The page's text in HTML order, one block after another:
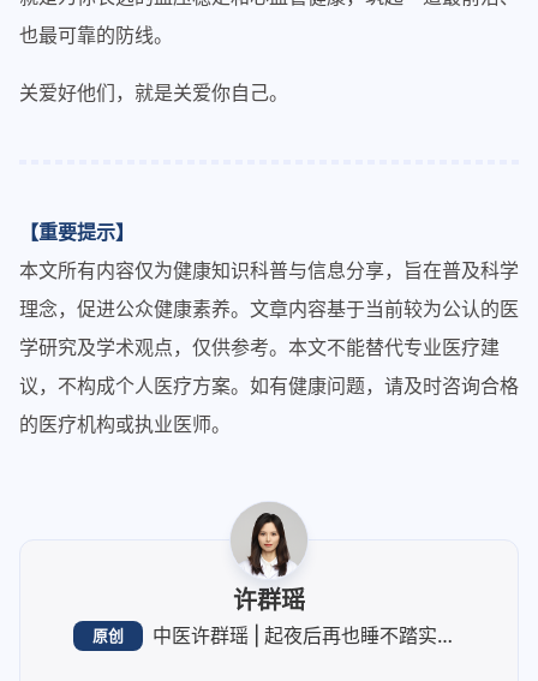
也最可靠的防线。
关爱好他们，就是关爱你自己。
【重要提示】
本文所有内容仅为健康知识科普与信息分享，旨在普及科学
理念，促进公众健康素养。文章内容基于当前较为公认的医
学研究及学术观点，仅供参考。本文不能替代专业医疗建
议，不构成个人医疗方案。如有健康问题，请及时咨询合格
的医疗机构或执业医师。
许群瑶
原创 中医许群瑶 | 起夜后再也睡不踏实？可能是你身体的“夜间调度员”在抗议